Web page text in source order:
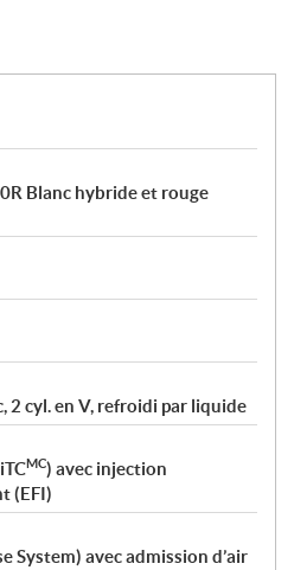
Blanc hybride et rouge
2 cyl. en V, refroidi par liquide
MC) avec injection
(EFI)
System) avec admission d’air